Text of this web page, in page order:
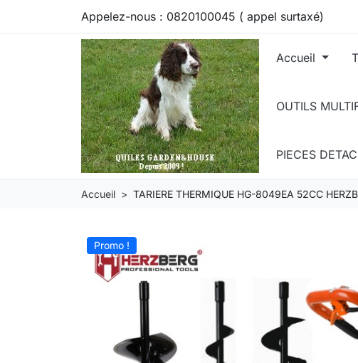
Appelez-nous : 0820100045 ( appel surtaxé)
Accueil
OUTILS
PIECES
Accueil TARIERE THERMIQUE HG-8049EA 52CC
Promo !